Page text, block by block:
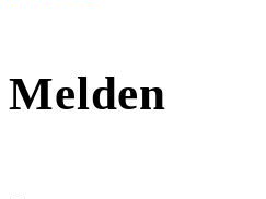
Melden